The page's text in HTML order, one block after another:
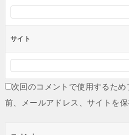
サイト
次回のコメントで使用するため
前、メールアドレス、サイトを保